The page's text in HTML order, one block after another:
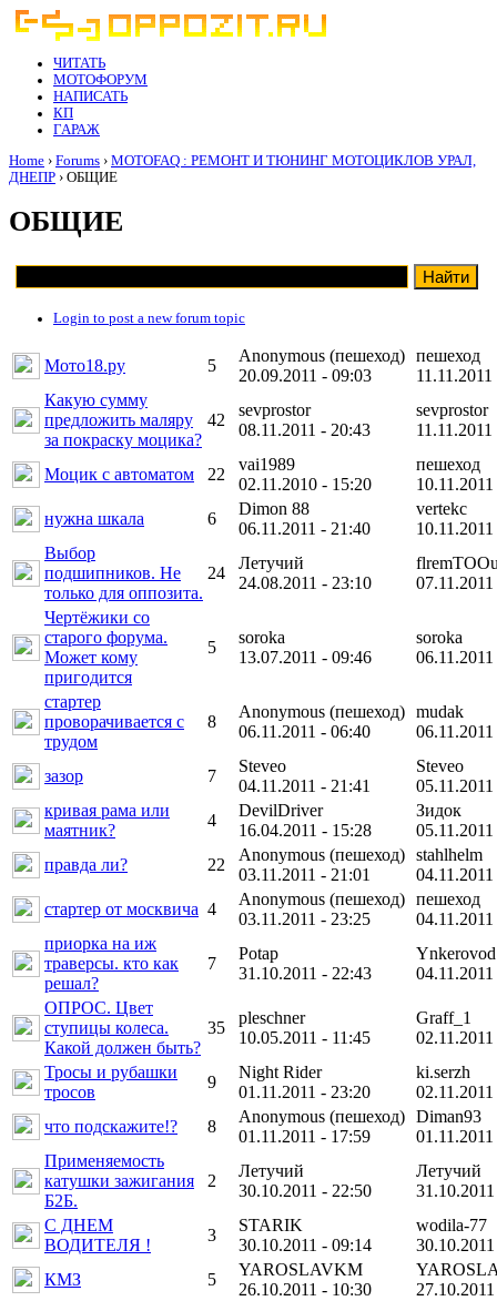
ЧИТАТЬ
МОТОФОРУМ
НАПИСАТЬ
КП
ГАРАЖ
Home › Forums › MOTOFAQ : РЕМОНТ И ТЮНИНГ МОТОЦИКЛОВ УРАЛ,
ДНЕПР › ОБЩИЕ
ОБЩИЕ
Login to post a new forum topic
Мото18.ру 5
Anonymous (пешеход)
20.09.2011 - 09:03
пешеход
Какую сумму
предложить маляру
за покраску моцика?
42
sevprostor
08.11.2011 - 20:43
sevprostor
Моцик с автоматом 22
vai1989
02.11.2010 - 15:20
пешеход
нужна шкала
6
Dimon 88
06.11.2011 - 21:40
vertekc
Выбор
подшипников. Не
только для оппозита.
24
Летучий
24.08.2011 - 23:10
Чертёжики со
старого форума.
Может кому
пригодится
5
soroka
13.07.2011 - 09:46
soroka
стартер
проворачивается с
трудом
8
Anonymous (пешеход)
06.11.2011 - 06:40
mudak
зазор 7
Steveo
04.11.2011 - 21:41
Steveo
кривая рама или
маятник?
4
DevilDriver
16.04.2011 - 15:28
Зидок
правда ли?
22
Anonymous (пешеход)
03.11.2011 - 21:01
stahlhelm
стартер от москвича 4
Anonymous (пешеход)
03.11.2011 - 23:25
пешеход
приорка на иж
траверсы. кто как
решал?
7
Potap
31.10.2011 - 22:43
Ynkerovod
ОПРОС. Цвет
ступицы колеса.
Какой должен быть?
35
pleschner
10.05.2011 - 11:45
Graff_1
Тросы и рубашки
тросов
9
Night Rider
01.11.2011 - 23:20
ki.serzh
что подскажите!?
8
Anonymous (пешеход)
01.11.2011 - 17:59
Diman93
Применяемость
катушки зажигания
Б2Б.
2
Летучий
30.10.2011 - 22:50
Летучий
С ДНЕМ
ВОДИТЕЛЯ !
3
STARIK
30.10.2011 - 09:14
wodila-77
КМЗ
5
YAROSLAVKM
26.10.2011 - 10:30